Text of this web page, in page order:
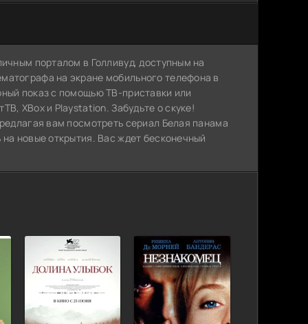
порталом в Голливуд, доступным на
на экране мобильного телефона в
показ с помощью ТВ-приставки или
XBox и Playstation. Забудьте о скуке!
вам посмотреть сериал Белая панама
новые открытия. Вас ждет бесконечный